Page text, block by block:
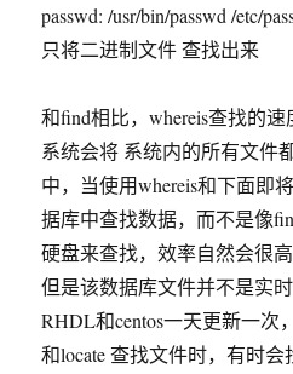
passwd: /usr/bin/passwd /etc/
只将二进制文件 查找出来
和find相比，whereis查找的
系统会将 系统内的所有文件
中，当使用whereis和下面即
据库中查找数据，而不是像
硬盘来查找，效率自然会很高
但是该数据库文件并不是实
RHDL和centos一天更新一次
和locate 查找文件时，有时会